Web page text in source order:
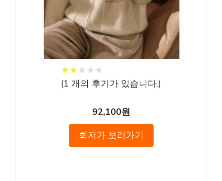
★★★ ★ ★
★★★ ★ ★
(1 개의 후기가 있습니다.)
92,100원
최저가 보러가기